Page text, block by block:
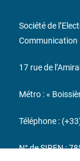
Société de
Communication
17 rue de
Métro : «
Téléphone :
N° de SIREN :